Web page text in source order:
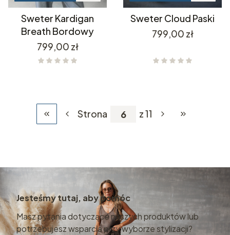
Sweter Kardigan
Breath Bordowy
Cena
799,00 zł
Sweter Cloud Paski
Cena
799,00 zł
Wróć do pierwszej strony z produktami
Strona z 11 Przejdź do
Jesteśmy tutaj, aby pomóc
Masz pytania dotyczące naszych produktów lub
potrzebujesz wsparcia przy wyborze stylizacji?